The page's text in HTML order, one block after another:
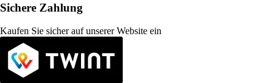
Sichere Zahlung
Kaufen Sie sicher auf unserer Website ein